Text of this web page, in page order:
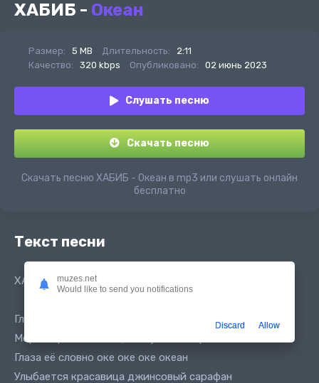
ХАБИБ - Океан
Размер: 5 MB Длительность:
2:11
Качество:
320 kbps Опубликовано: 02 июнь 2023
Слушать песню
Скачать песню
Скачать песню ХАБИБ - Океан в mp3 или слушать онлайн
бесплатно
Текст песни
ХАБИБ - Океан
Глаза её будто оке оке оке океан
Море море Я лети ещё такую не встречал
Глаза её словно оке оке оке океан
Улыбается красавица джинсовый сарафан
muzes.net
Would like to send you notifications
Discard Allow